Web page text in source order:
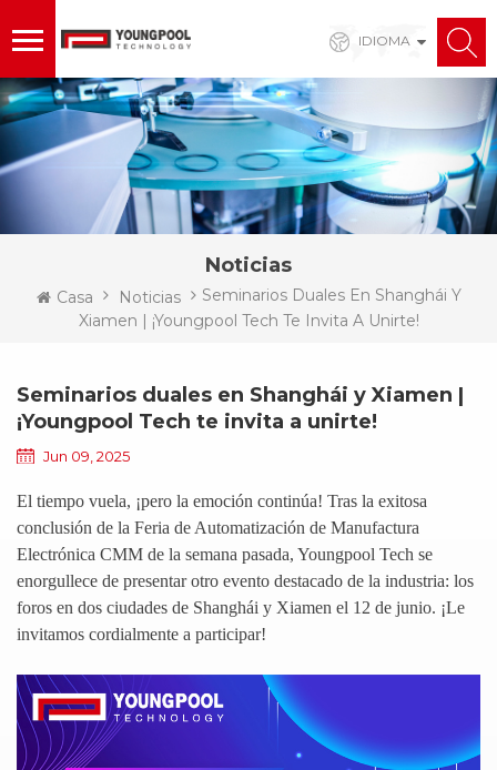
IDIOMA
Noticias
Casa Noticias
Seminarios Duales En Shanghái Y
Xiamen | ¡Youngpool Tech Te Invita A Unirte!
Seminarios duales en Shanghái y Xiamen |
¡Youngpool Tech te invita a unirte!
Jun 09, 2025
El tiempo vuela, ¡pero la emoción continúa! Tras la exitosa
conclusión de la Feria de Automatización de Manufactura
Electrónica CMM de la semana pasada, Youngpool Tech se
enorgullece de presentar otro evento destacado de la industria: los
foros en dos ciudades de Shanghái y Xiamen el 12 de junio. ¡Le
invitamos cordialmente a participar!